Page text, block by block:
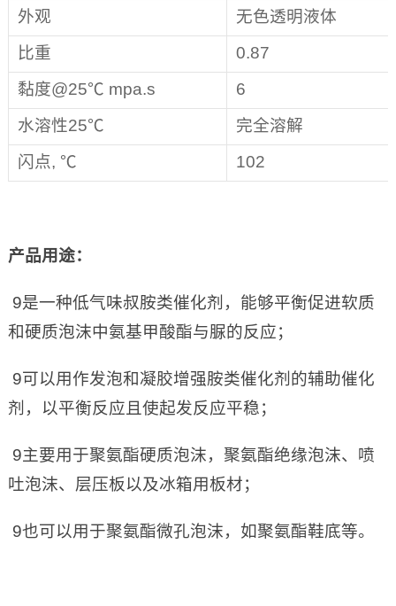
外观
无色透明液体
比重
0.87
黏度@25℃ mpa.s
6
水溶性25℃
完全溶解
闪点, ℃
102
产品用途：
9是一种低气味叔胺类催化剂，能够平衡促进软质
和硬质泡沫中氨基甲酸酯与脲的反应；
9可以用作发泡和凝胶增强胺类催化剂的辅助催化
剂，以平衡反应且使起发反应平稳；
9主要用于聚氨酯硬质泡沫，聚氨酯绝缘泡沫、喷
吐泡沫、层压板以及冰箱用板材；
9也可以用于聚氨酯微孔泡沫，如聚氨酯鞋底等。